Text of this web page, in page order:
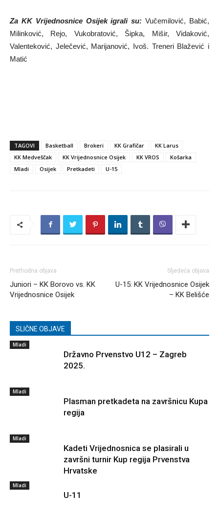
Za KK Vrijednosnice Osijek igrali su: Vučemilović, Babić,
Milinković, Rejo, Vukobratović, Šipka, Mišir, Vidaković,
Valenteković, Jelečević, Marijanović, Ivoš. Treneri Blažević i
Matić
TAGOVI Basketball Brokeri KK Grafičar
KK Larus
KK Medveščak
KK Vrijednosnice Osijek KK VROS
Košarka
Mladi
Osijek Pretkadeti U-15
Prethodna objava
Juniori – KK Borovo vs. KK
Vrijednosnice Osijek
Sljedeća objava
U-15: KK Vrijednosnice Osijek
– KK Belišće
SLIČNE OBJAVE
Mladi
Državno Prvenstvo U12 – Zagreb
2025.
Mladi
Plasman pretkadeta na završnicu Kupa
regija
Mladi
Kadeti Vrijednosnica se plasirali u
završni turnir Kup regija Prvenstva
Hrvatske
Mladi
U-11